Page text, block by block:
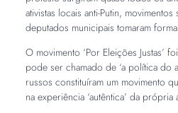
ativistas locais anti-Putin,
deputados municipais tomaram
O movimento ‘Por Eleições Justas’
pode ser chamado de ‘a política do
russos constituíram um movimento
na experiência ‘autêntica’ da